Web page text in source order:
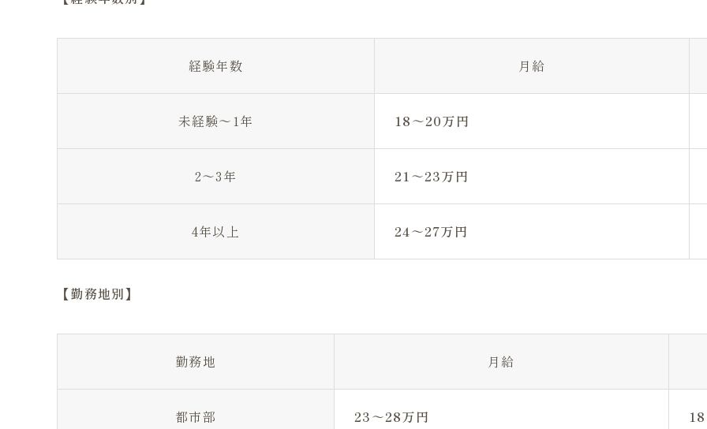
経験年数 月給
未経験～1年 18～20万円
2～3年 21～23万円
4年以上 24～27万円
【勤務地別】
勤務地 月給
都市部 23～28万円